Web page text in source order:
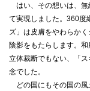
はい、その想いは、無
て実現しました。360度
ズ」は皮膚をやわらか
陰影をもたらします。
立体裁断でもない、「
念でした。
どの国にもその国の風